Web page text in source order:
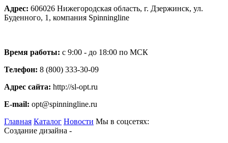
Адрес: 606026 Нижегородская область, г. Дзержинск, ул.
Буденного, 1, компания Spinningline
Время работы: с 9:00 - до 18:00 по МСК
Телефон: 8 (800) 333-30-09
Адрес сайта: http://sl-opt.ru
E-mail: opt@spinningline.ru
Главная Каталог Новости Мы в соцсетях:
Создание дизайна -